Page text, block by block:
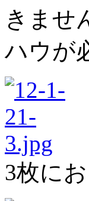
きませ
ハウが
3枚に